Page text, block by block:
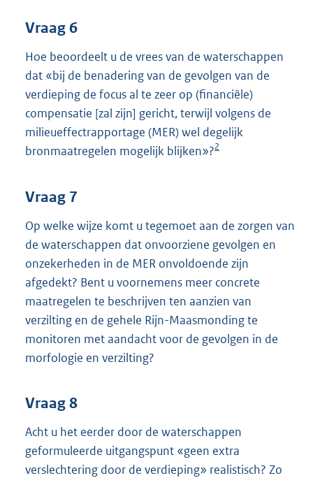
Vraag 6
Hoe beoordeelt u de vrees van de waterschappen
dat «bij de benadering van de gevolgen van de
verdieping de focus al te zeer op (financiële)
compensatie [zal zijn] gericht, terwijl volgens de
milieueffectrapportage (MER) wel degelijk
bronmaatregelen mogelijk blijken»?2
Vraag 7
Op welke wijze komt u tegemoet aan de zorgen van
de waterschappen dat onvoorziene gevolgen en
onzekerheden in de MER onvoldoende zijn
afgedekt? Bent u voornemens meer concrete
maatregelen te beschrijven ten aanzien van
verzilting en de gehele Rijn-Maasmonding te
monitoren met aandacht voor de gevolgen in de
morfologie en verzilting?
Vraag 8
Acht u het eerder door de waterschappen
geformuleerde uitgangspunt «geen extra
verslechtering door de verdieping» realistisch? Zo